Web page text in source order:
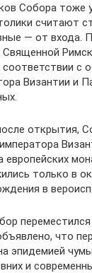
Собора тоже
считают
— от входа.
соответствии с
Византии и
открытия,
только в
в
что
эпидемией
и